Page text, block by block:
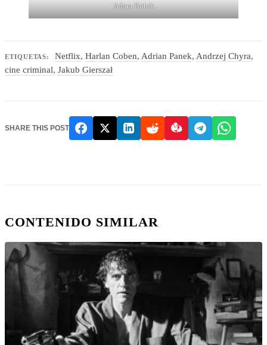
Adam Bobik
ETIQUETAS: Netflix, Harlan Coben, Adrian Panek, Andrzej Chyra,
cine criminal, Jakub Gierszał
SHARE THIS POST
CONTENIDO SIMILAR